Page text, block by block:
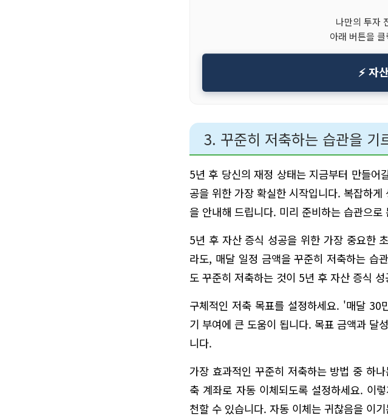
나만의 투자
아래 버튼을
⚡ 자
3. 꾸준히 저축하는 습관을 기
5년 후 당신의 재정 상태는 지금부터 만들
공을 위한 가장 확실한 시작입니다. 복잡하
을 안내해 드립니다. 미리 준비하는 습관으로
5년 후 자산 증식 성공을 위한 가장 중요한
라도, 매달 일정 금액을 꾸준히 저축하는 습
도 꾸준히 저축하는 것이 5년 후 자산 증식
구체적인 저축 목표를 설정하세요. '매달
기 부여에 큰 도움이 됩니다. 목표 금액과 달
니다.
가장 효과적인 꾸준히 저축하는 방법 중 하
축 계좌로 자동 이체되도록 설정하세요. 이
천할 수 있습니다. 자동 이체는 귀찮음을 이